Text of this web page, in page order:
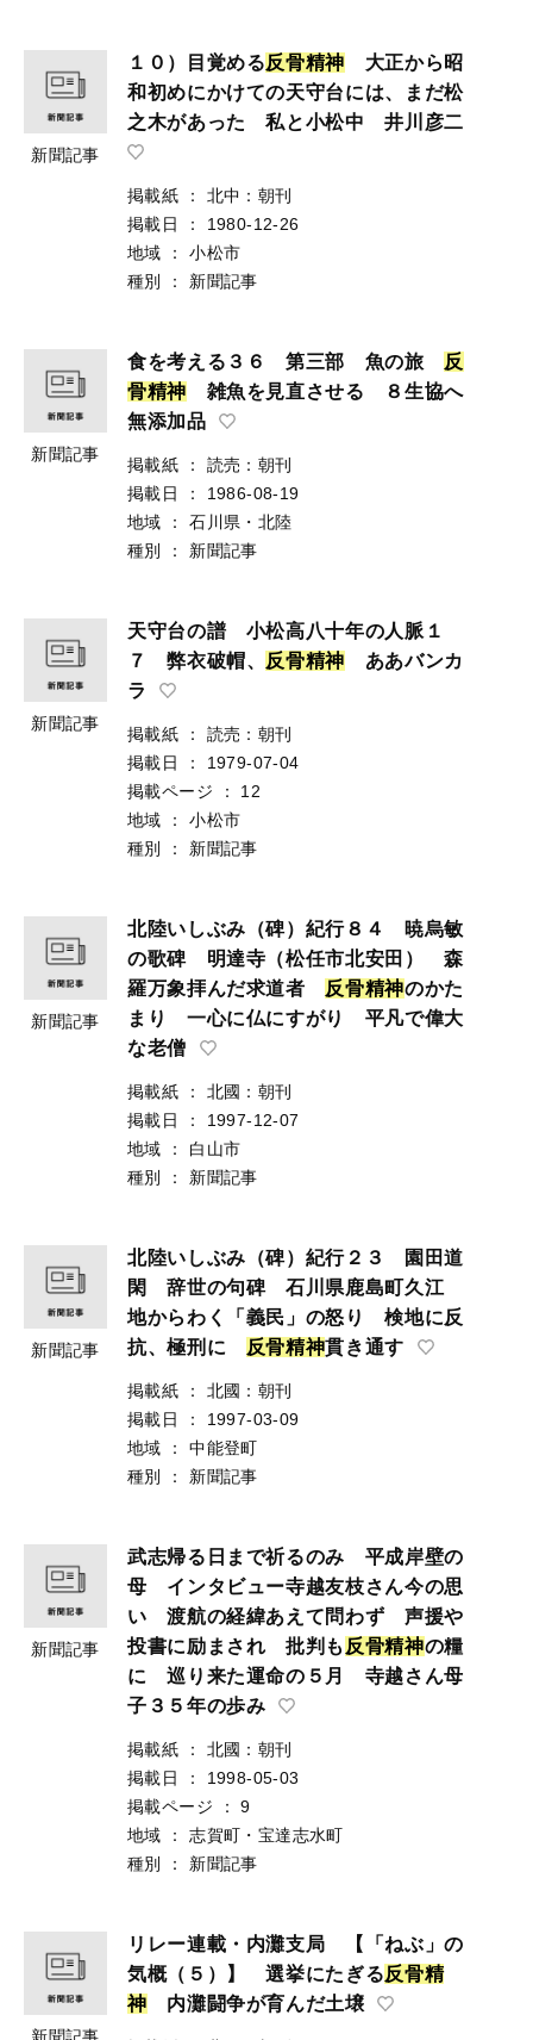
新聞記事
１０）目覚める反骨精神 大正から昭
和初めにかけての天守台には、まだ松
之木があった 私と小松中 井川彦二
掲載紙 ：
北中：朝刊
掲載日
：
1980-12-26
地域
：
小松市
種別
： 新聞記事
新聞記事
食を考える３６ 第三部 魚の旅
反
骨精神 雑魚を見直させる ８生協へ
無添加品
掲載紙 ：
読売：朝刊
掲載日
：
1986-08-19
地域
：
石川県・北陸
種別
： 新聞記事
新聞記事
天守台の譜 小松高八十年の人脈１
７ 弊衣破帽、 反骨精神 ああバンカ
ラ
掲載紙 ：
読売：朝刊
掲載日
：
1979-07-04
掲載ページ
：
12
地域
：
小松市
種別
： 新聞記事
新聞記事
北陸いしぶみ（碑）紀行８４ 暁烏敏
の歌碑 明達寺（松任市北安田） 森
羅万象拝んだ求道者 反骨精神のかた
まり 一心に仏にすがり 平凡で偉大
な老僧
掲載紙 ：
北國：朝刊
掲載日
：
1997-12-07
地域
：
白山市
種別
： 新聞記事
新聞記事
北陸いしぶみ（碑）紀行２３ 園田道
閑 辞世の句碑 石川県鹿島町久江
地からわく「義民」の怒り 検地に反
抗、極刑に
反骨精神貫き通す
掲載紙 ：
北國：朝刊
掲載日
：
1997-03-09
地域
：
中能登町
種別
： 新聞記事
新聞記事
武志帰る日まで祈るのみ 平成岸壁の
母 インタビュー寺越友枝さん今の思
い 渡航の経緯あえて問わず 声援や
投書に励まされ 批判も 反骨精神の糧
に 巡り来た運命の５月 寺越さん母
子３５年の歩み
掲載紙 ：
北國：朝刊
掲載日
：
1998-05-03
掲載ページ
：
9
地域
：
志賀町・宝達志水町
種別
： 新聞記事
新聞記事
リレー連載・内灘支局 【「ねぶ」の
気概（５）】 選挙にたぎる反骨精
神 内灘闘争が育んだ土壌